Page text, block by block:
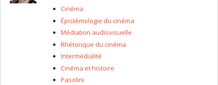
Cinéma
Épistémologie du cinéma
Médiation audiovisuelle
Rhétorique du cinéma
Intermédialité
Cinéma et histoire
Pasolini